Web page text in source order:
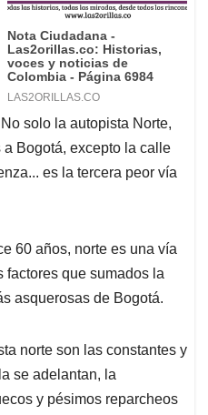
solo la autopista Norte,
Bogotá, excepto la calle
es la tercera peor vía
60 años, norte es una vía
factores que sumados la
asquerosas de Bogotá.
norte son las constantes y
se adelantan, la
y pésimos reparcheos